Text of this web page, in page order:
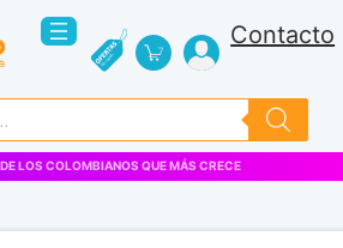
Contacto
LOS COLOMBIANOS QUE MÁS CRECE